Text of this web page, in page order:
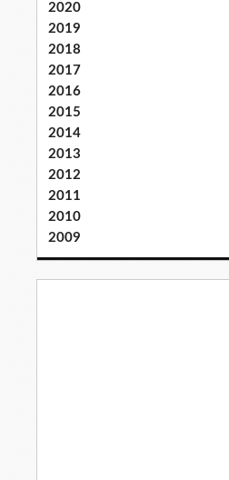
2020
2019
2018
2017
2016
2015
2014
2013
2012
2011
2010
2009